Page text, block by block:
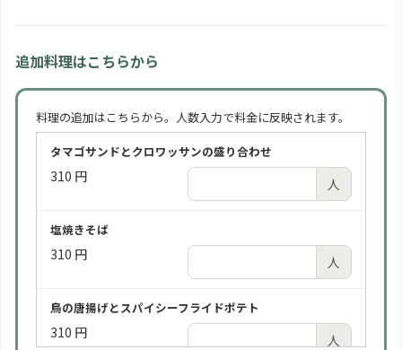
追加料理はこちらから
料理の追加はこちらから。人数入力で料金に反映されます。
タマゴサンドとクロワッサンの盛り合わせ
310 円 人
塩焼きそば
310 円 人
鳥の唐揚げとスパイシーフライドポテト
310 円 人